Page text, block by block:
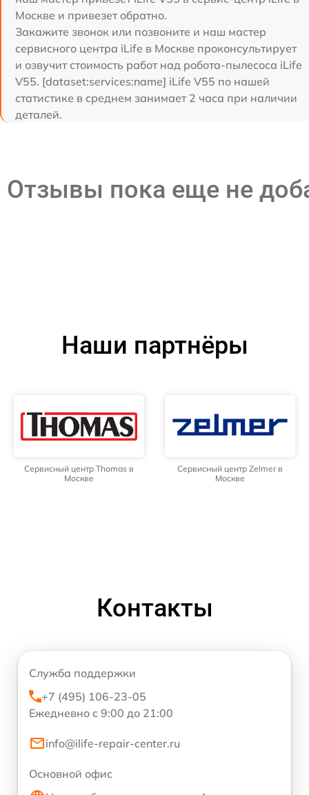
Москве и привезет обратно.
Закажите звонок или позвоните и наш мастер
сервисного центра iLife в Москве проконсультирует
и озвучит стоимость работ над робота-пылесоса iLife
V55. [dataset:services:name] iLife V55 по нашей
статистике в среднем занимает 2 часа при наличии
деталей.
Отзывы пока еще не
Наши партнёры
Сервисный центр Thomas в
Москве
Сервисный центр Zelmer в
Москве
Контакты
Служба поддержки
+7 (495) 106-23-05
Ежедневно с 9:00 до 21:00
info@ilife-repair-center.ru
Основной офис